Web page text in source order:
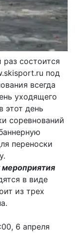
состоится
под
всегда
уходящего
этот день
соревнований
переноски
в виде
из трех
6 апреля